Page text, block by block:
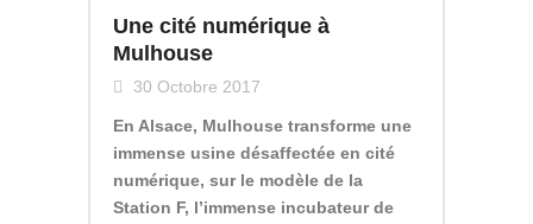
Une cité numérique à
Mulhouse
30 Octobre 2017
En Alsace, Mulhouse transforme une
immense usine désaffectée en cité
numérique, sur le modèle de la
Station F, l’immense incubateur de